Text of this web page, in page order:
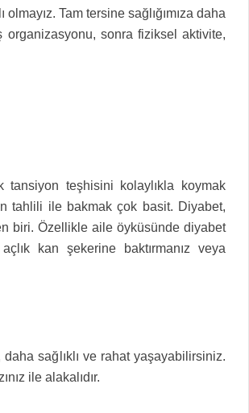
Tam tersine sağlığımıza daha
sonra fiziksel aktivite,
teşhisini kolaylıkla koymak
tahlili ile bakmak çok basit. Diyabet,
biri. Özellikle aile öyküsünde diyabet
kan şekerine baktırmanız veya
daha sağlıklı ve rahat yaşayabilirsiniz.
ile alakalıdır.